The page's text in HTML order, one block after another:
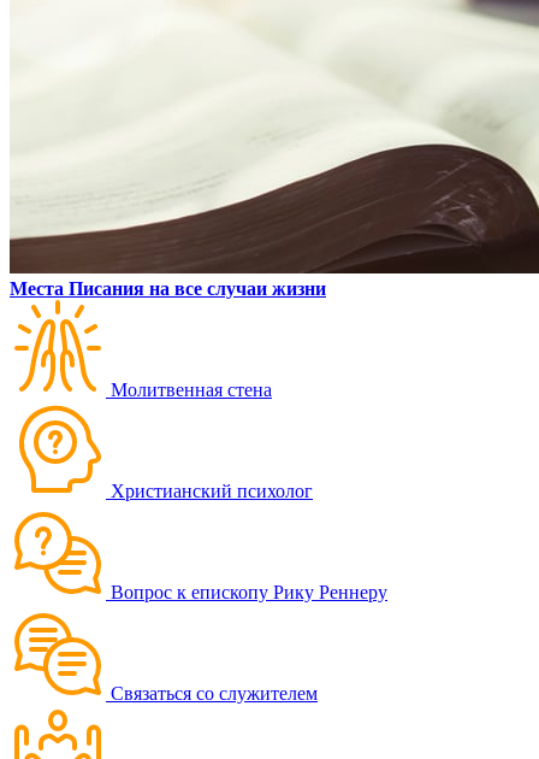
Места Писания на все случаи жизни
Молитвенная стена
Христианский психолог
Вопрос к епископу Рику Реннеру
Связаться со служителем